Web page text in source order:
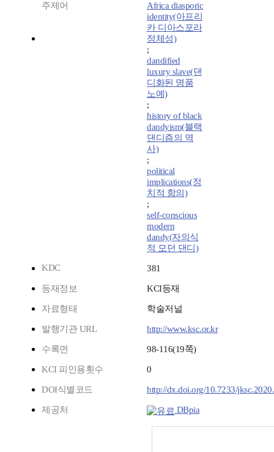
주제어
Africa diasporic
identity(아프리
카 디아스포라
정체성)
;
dandified
luxury slave(댄
디화된 명품
노예)
;
history of black
dandyism(블랙
댄디즘의 역
사)
;
political
implications(정
치적 함의)
;
self-conscious
modern
dandy(자의식
적 모던 댄디)
KDC
381
등재정보 KCI등재
자료형태 학술저널
발행기관 URL http://www.ksc.or.kr
수록면 98-116(19쪽)
KCI 피인용횟수 0
DOI식별코드 http://dx.doi.org/10.7233/
제공처 DBpia